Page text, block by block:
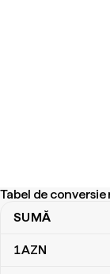
Tabel de
Tabel de conversie
SUMĂ
1AZN